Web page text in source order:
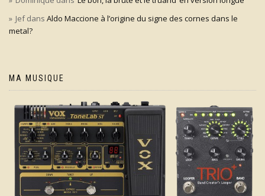
Jefdans Aldo Maccione à l’origine du signe des cornes dans le
metal?
MA MUSIQUE